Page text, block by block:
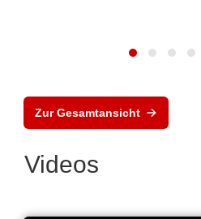
Zur Gesamtansicht
Videos